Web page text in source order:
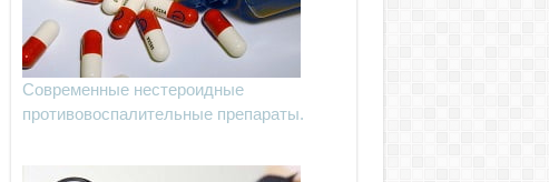
Современные нестероидные
противовоспалительные препараты.